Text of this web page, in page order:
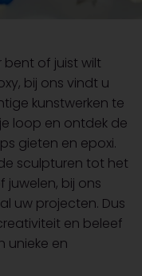
of juist wilt
bij ons vindt u
kunstwerken te
loop en ontdek de
gieten en epoxi.
sculpturen tot het
juwelen, bij ons
uw projecten. Dus
en beleef
unieke en